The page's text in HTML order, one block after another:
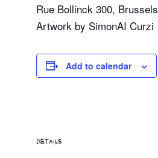
Rue Bollinck 300, Brussels
Artwork by SimonAI Curzi
Add to calendar
DETAILS